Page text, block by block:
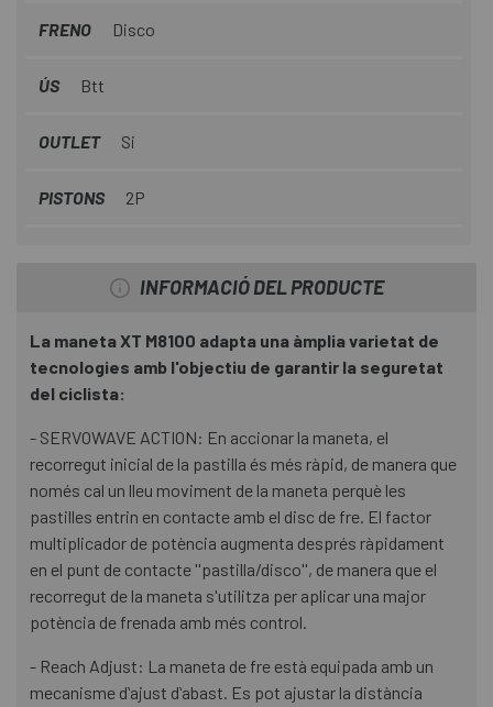
FRENO Disco
ÚS Btt
OUTLET Si
PISTONS 2P
INFORMACIÓ DEL PRODUCTE
La maneta XT M8100 adapta una àmplia varietat de
tecnologies amb l'objectiu de garantir la seguretat
del ciclista:
- SERVOWAVE ACTION: En accionar la maneta, el
recorregut inicial de la pastilla és més ràpid, de manera que
només cal un lleu moviment de la maneta perquè les
pastilles entrin en contacte amb el disc de fre. El factor
multiplicador de potència augmenta després ràpidament
en el punt de contacte ''pastilla/disco'', de manera que el
recorregut de la maneta s'utilitza per aplicar una major
potència de frenada amb més control.
- Reach Adjust: La maneta de fre està equipada amb un
mecanisme dʻajust dʻabast. Es pot ajustar la distància